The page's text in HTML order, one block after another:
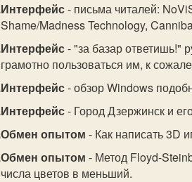
Интерфейс- письма читалей:
Shame/Madness Technology,
Интерфейс- "за базар ответишь!"
грамотно пользоваться им, к
Интерфейс- обзор Windows
Интерфейс- Город Дзержинск и
Обмен опытом - Как написать 3D
Обмен опытом - Метод Floyd-
числа цветов в меньший.